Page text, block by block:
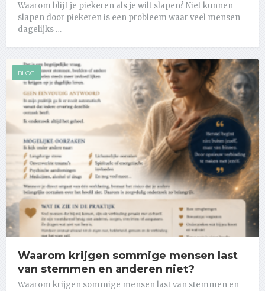
Waarom blijf je piekeren als je wilt slapen? Niet kunnen
slapen door piekeren is een probleem waar veel mensen
dagelijks …
BLOG
Waarom krijgen sommige mensen last
van stemmen en anderen niet?
Waarom krijgen sommige mensen last van stemmen en